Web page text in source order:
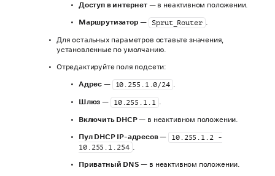
Доступ в интернет— в неактивном положении.
Маршрутизатор — Sprut_Router .
Для остальных параметров оставьте значения,
установленные по умолчанию.
Отредактируйте поля подсети:
Адрес — 10.255.1.0/24 .
Шлюз — 10.255.1.1 .
Включить DHCP— в неактивном положении.
Пул DHCP IP-адресов—
10.255.1.2 -
10.255.1.254
Приватный DNS — в неактивном положении.